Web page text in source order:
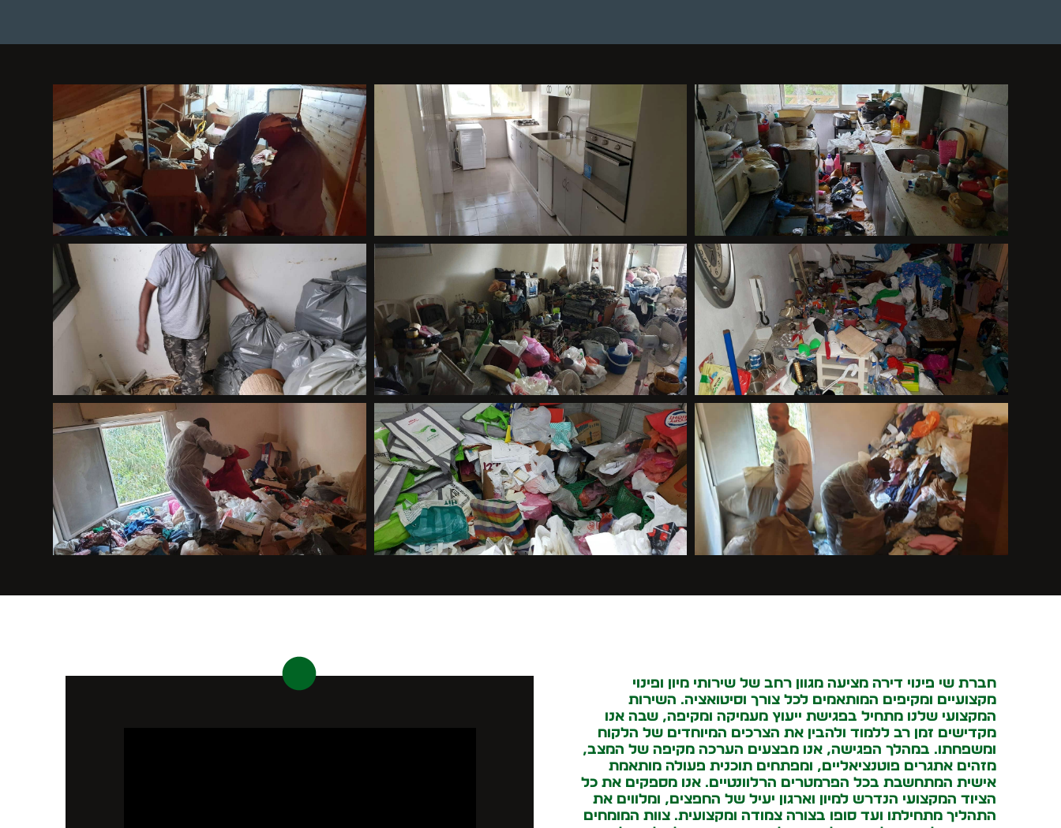
חברת שי פינוי דירה מציעה מגוון רחב של שירותי מיון ופינוי
מקצועיים ומקיפים המותאמים לכל צורך וסיטואציה. השירות
המקצועי שלנו מתחיל בפגישת ייעוץ מעמיקה ומקיפה, שבה אנו
מקדישים זמן רב ללמוד ולהבין את הצרכים המיוחדים של הלקוח
ומשפחתו. במהלך הפגישה, אנו מבצעים הערכה מקיפה של המצב,
מזהים אתגרים פוטנציאליים, ומפתחים תוכנית פעולה מותאמת
אישית המתחשבת בכל הפרמטרים הרלוונטיים. אנו מספקים את כל
הציוד המקצועי הנדרש למיון וארגון יעיל של החפצים, ומלווים את
התהליך מתחילתו ועד סופו בצורה צמודה ומקצועית. צוות המומחים